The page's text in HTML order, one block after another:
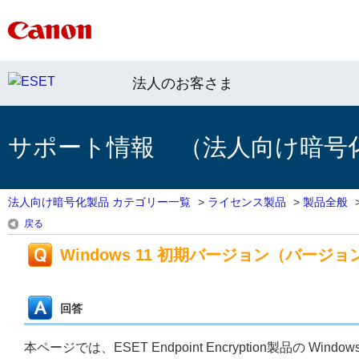
法人のお客さま
サポート情報 （法人向け暗号
法人向け暗号化製品 カテゴリー一覧 > ライセンス製品 > 製品全般
戻る
Windows 11 初期バージョン（バージョ
回答
本ページでは、ESET Endpoint Encryption製品の